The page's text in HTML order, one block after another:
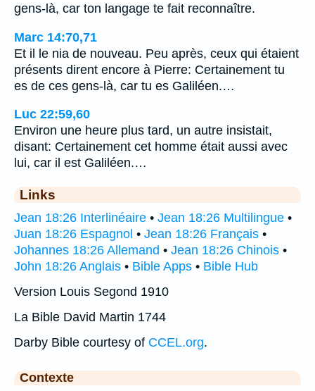
gens-là, car ton langage te fait reconnaître.
Marc 14:70,71
Et il le nia de nouveau. Peu après, ceux qui étaient
présents dirent encore à Pierre: Certainement tu
es de ces gens-là, car tu es Galiléen.…
Luc 22:59,60
Environ une heure plus tard, un autre insistait,
disant: Certainement cet homme était aussi avec
lui, car il est Galiléen.…
Links
Jean 18:26 Interlinéaire • Jean 18:26 Multilingue •
Juan 18:26 Espagnol • Jean 18:26 Français •
Johannes 18:26 Allemand • Jean 18:26 Chinois •
John 18:26 Anglais • Bible Apps • Bible Hub
Version Louis Segond 1910
La Bible David Martin 1744
Darby Bible courtesy of CCEL.org.
Contexte